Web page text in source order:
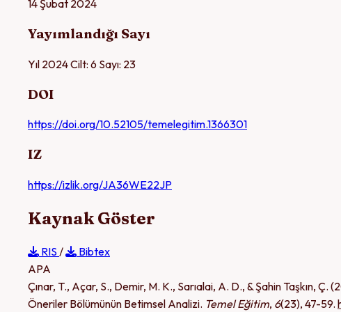
14 Şubat 2024
Yayımlandığı Sayı
Yıl 2024 Cilt: 6 Sayı: 23
DOI
https://doi.org/10.52105/temelegitim.1366301
IZ
https://izlik.org/JA36WE22JP
Kaynak Göster
RIS /
Bibtex
APA
Çınar, T., Açar, S., Demir, M. K., Sarıalai, A. D., & Şahin Taşkın,
Öneriler Bölümünün Betimsel Analizi. Temel Eğitim, 6(23), 47-59.